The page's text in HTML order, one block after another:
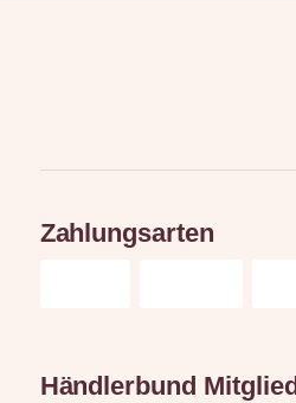
Zahlungsarten
Händlerbund Mitglied